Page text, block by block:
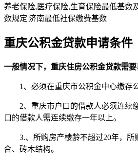
养老保险,医疗保险,生育保险最低基数
数规定|济南最低社保缴费基数
重庆公积金贷款申请条件
一般情况下，重庆住房公积金贷款需要
1、必须在重庆市公积金中心缴存公
2、重庆市户口的借款人必须连续
口的借款人需连续缴存一年以上。
3.、所购房产楼龄不超过20年，所
合、砖木结构。